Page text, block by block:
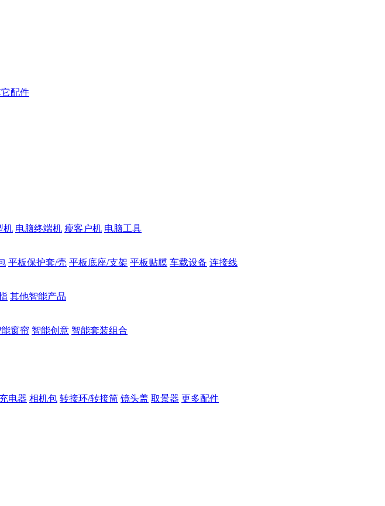
配件
机 电脑终端机 瘦客户机 电脑工具
平板保护套/壳 平板底座/支架 平板贴膜 车载设备 连接线
其他智能产品
窗帘 智能创意 智能套装组合
充电器 相机包 转接环/转接筒 镜头盖 取景器 更多配件